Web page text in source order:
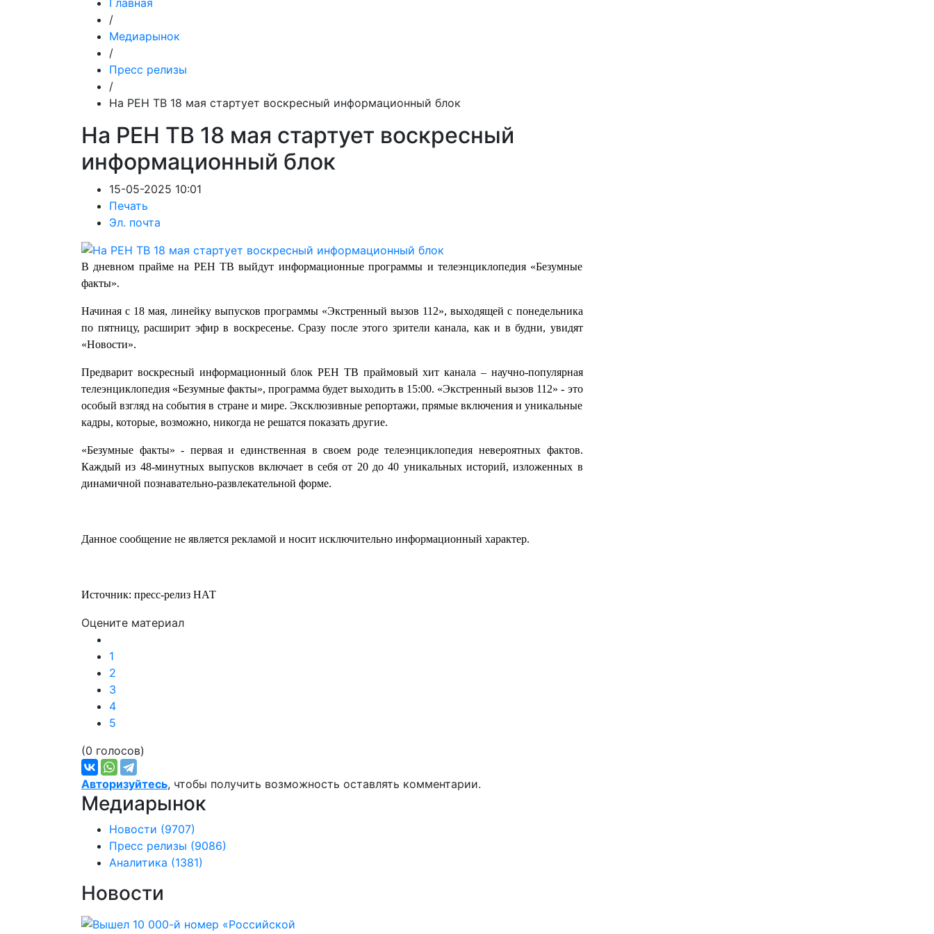
Главная
/
Медиарынок
/
Пресс релизы
/
На РЕН ТВ 18 мая стартует воскресный информационный блок
На РЕН ТВ 18 мая стартует воскресный
информационный блок
15-05-2025 10:01
Печать
Эл. почта
В дневном прайме на РЕН ТВ выйдут информационные программы и телеэнциклопедия «Безумные
факты».
Начиная с 18 мая, линейку выпусков программы «Экстренный вызов 112», выходящей с понедельника
по пятницу, расширит эфир в воскресенье. Сразу после этого зрители канала, как и в будни, увидят
«Новости».
Предварит воскресный информационный блок РЕН ТВ праймовый хит канала – научно-популярная
телеэнциклопедия «Безумные факты», программа будет выходить в 15:00. «Экстренный вызов 112» - это
особый взгляд на события в стране и мире. Эксклюзивные репортажи, прямые включения и уникальные
кадры, которые, возможно, никогда не решатся показать другие.
«Безумные факты» - первая и единственная в своем роде телеэнциклопедия невероятных фактов.
Каждый из 48-минутных выпусков включает в себя от 20 до 40 уникальных историй, изложенных в
динамичной познавательно-развлекательной форме.
Данное сообщение не является рекламой и носит исключительно информационный характер.
Источник: пресс-релиз НАТ
Оцените материал
1
2
3
4
5
(0 голосов)
Авторизуйтесь, чтобы получить возможность оставлять комментарии.
Медиарынок
Новости (9707)
Пресс релизы (9086)
Аналитика (1381)
Новости